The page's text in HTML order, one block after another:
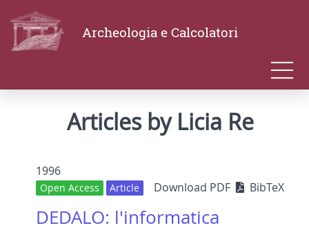
Archeologia e Calcolatori
Articles by Licia Re
1996
Open Access Article Download PDF BibTeX
DEDALO: l'informatica